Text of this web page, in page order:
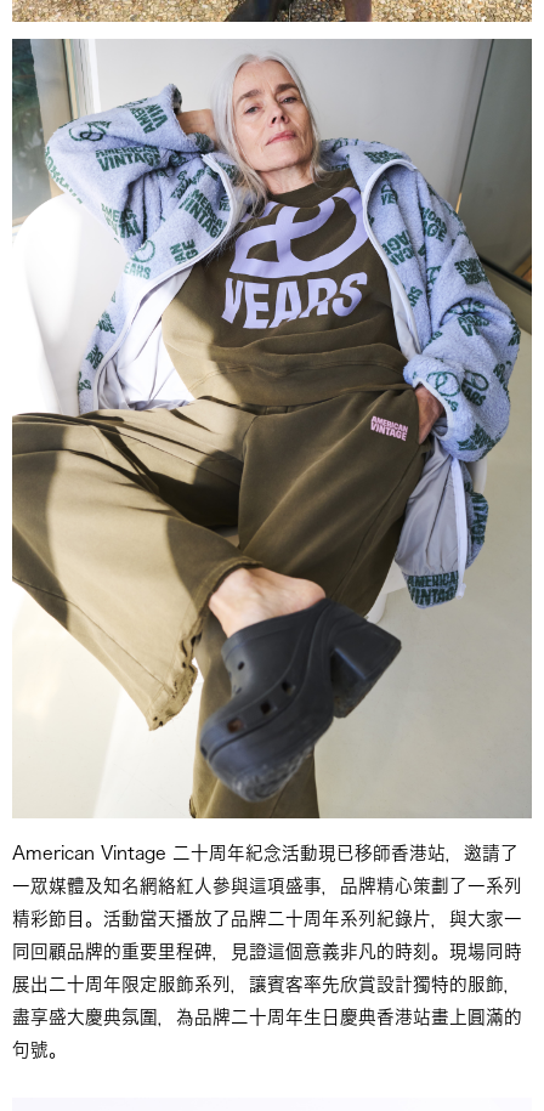
American Vintage 二十周年紀念活動現已移師香港站，邀請了
一眾媒體及知名網絡紅人參與這項盛事，品牌精心策劃了一系列
精彩節目。活動當天播放了品牌二十周年系列紀錄片，與大家一
同回顧品牌的重要里程碑，見證這個意義非凡的時刻。現場同時
展出二十周年限定服飾系列，讓賓客率先欣賞設計獨特的服飾，
盡享盛大慶典氛圍，為品牌二十周年生日慶典香港站畫上圓滿的
句號。